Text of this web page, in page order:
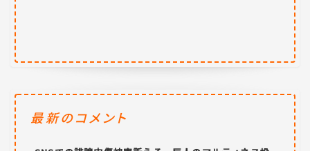
最新のコメント